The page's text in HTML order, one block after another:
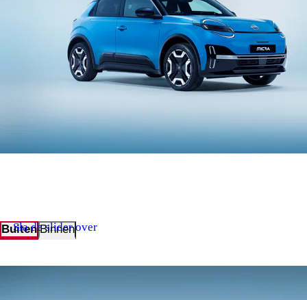
Buiten Binnen
Sla de slider over